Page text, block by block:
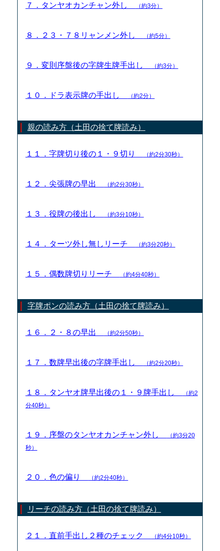
７．タンヤオカンチャン外し （約3分）
８．２３・７８リャンメン外し （約5分）
９．変則序盤後の字牌生牌手出し （約3分）
１０．ドラ表示牌の手出し （約2分）
親の読み方（土田の捨て牌読み）
１１．字牌切り後の１・９切り （約2分30秒）
１２．尖張牌の早出 （約2分30秒）
１３．役牌の後出し （約3分10秒）
１４．ターツ外し無しリーチ （約3分20秒）
１５．偶数牌切りリーチ （約4分40秒）
字牌ポンの読み方（土田の捨て牌読み）
１６．２・８の早出 （約2分50秒）
１７．数牌早出後の字牌手出し （約2分20秒）
１８．タンヤオ牌早出後の１・９牌手出し
（約2
分40秒）
１９．序盤のタンヤオカンチャン外し
（約3分20
秒）
２０．色の偏り （約2分40秒）
リーチの読み方（土田の捨て牌読み）
２１．直前手出し２種のチェック （約4分10秒）